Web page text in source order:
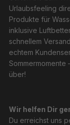
Urlaubsfeeling
Produkte für
inklusive
schnellem
echtem
Sommermomente
über!
Wir helfen Dir
Du erreichst uns